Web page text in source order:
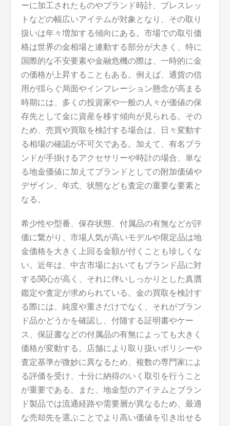
ーに加工されたものやブランド時計、ブレスレッ
トなどの幅広いアイテムが対象となり、その取り
扱いは年々増加する傾向にある。市場での取引価
格は世界の金相場と連動する部分が大きく、特に
国際的な不安要素や金融危機の際は、一時的に金
の価格が上昇することもある。例えば、通貨の信
用が揺らぐ局面やインフレーション懸念が高まる
時期には、多くの投資家や一般の人々が価値の保
存先として金に資産を移す傾向が見られる。その
ため、売買や買取を検討する場合は、日々変動す
る相場の確認が不可欠である。加えて、有名ブラ
ンドが手掛けるアクセサリーや時計の場合、単な
る地金価値に加えてブランドとしての附加価値や
デザイン、年式、状態なども査定の重要な要素と
なる。
希少性や型番、保存状態、付属品の有無などが評
価に繋がり、市場人気が高いモデルや限定品は地
金価格を大きく上回る金額が付くことも珍しくな
い。近年は、中古市場においてもブランド品に対
する関心が高く、それに伴いしっかりとした真贋
鑑定や査定が求められている。金の買取を検討す
る際には、純度や重さだけでなく、それがブラン
ド品かどうかを確認し、付随する証明書やケー
ス、保証書などの付属品の有無によっても大きく
価格が変動する。店舗により取り扱いポリシーや
査定基準が微妙に異なるため、複数の専門家によ
る評価を受け、十分に納得のいく取引を行うこと
が重要である。また、地金型のアイテムとブラン
ド製品では流通経路や需要層が異なるため、最適
な売却先を選ぶことでより高い価値を引き出せる